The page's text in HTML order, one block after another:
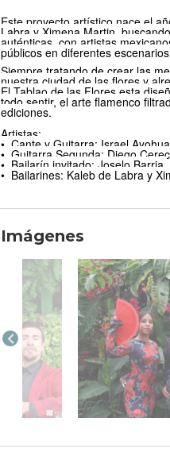
Este proyecto artístico nace el añ
Labra y Ximena Martin,
auténticas, con artistas
públicos en diferentes
Siempre tratando de crear las
nuestra ciudad de las flores y
El Tablao de las Flores esta diseñ
todo sentir, el arte flamenco
ediciones.
Artistas:
• Cante y Guitarra: Israel Ayohua
• Guitarra Segunda: Diego
• Bailarín invitado: Joselo Barria
• Bailarines: Kaleb de Labra y
Imágenes